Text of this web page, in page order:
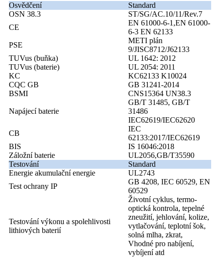
Osvědčení
Standard
OSN 38.3
ST/SG/AC.10/11/Rev.7
CE
EN 61000-6-1,EN 61000-
6-3 EN 62133
PSE
METI plán
9/JISC8712/J62133
TUVus (buňka)
UL 1642: 2012
TUVus (baterie)
UL 2054: 2011
KC
KC62133 K10024
CQC GB
GB 31241-2014
BSMI
CNS15364 UN38.3
Napájecí baterie
GB/T 31485, GB/T
31486
IEC62619/IEC62620
CB
IEC
62133:2017/IEC62619
BIS
IS 16046:2018
Záložní baterie
UL2056,GB/T35590
Testování
Standard
Energie akumulační energie
UL2743
Test ochrany IP
GB 4208, IEC 60529, EN
60529
Testování výkonu a spolehlivosti
lithiových baterií
Životní cyklus, termo-
optická kontrola, tepelné
zneužití, jehlování, kolize,
vytlačování, teplotní šok,
solná mlha, zkrat,
Vhodné pro nabíjení,
vybíjení atd